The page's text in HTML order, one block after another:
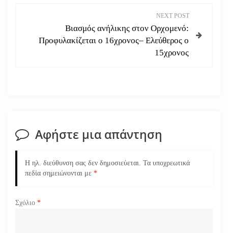
ά
θ
ρ
NEXT POST
Βιασμός ανήλικης στον Ορχομενό:
Προφυλακίζεται ο 16χρονος– Ελεύθερος ο
15χρονος
Αφήστε μια απάντηση
Η ηλ. διεύθυνση σας δεν δημοσιεύεται. Τα υποχρεωτικά
πεδία σημειώνονται με *
Σχόλιο *